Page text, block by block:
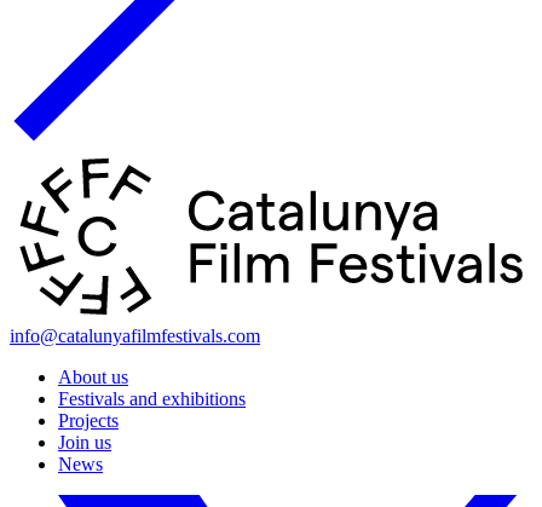
info@catalunyafilmfestivals.com
About us
Festivals and exhibitions
Projects
Join us
News